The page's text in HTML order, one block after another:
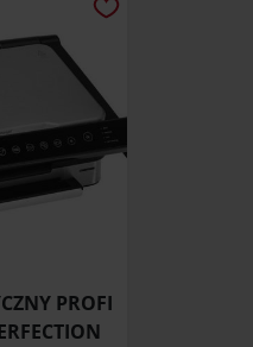
i analitycznym.
z innymi danymi
podczas
PROFI